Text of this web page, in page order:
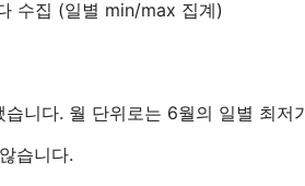
수집 (일별 min/max 집계)
니다. 월 단위로는 6월의 일별 최
습니다.